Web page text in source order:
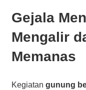
Gejala
Mengalir
Memanas
Kegiatan gunung